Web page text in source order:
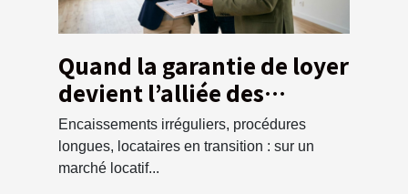
Quand la garantie de loyer
devient l’alliée des
propriétaires exigeants
Encaissements irréguliers, procédures
longues, locataires en transition : sur un
marché locatif...